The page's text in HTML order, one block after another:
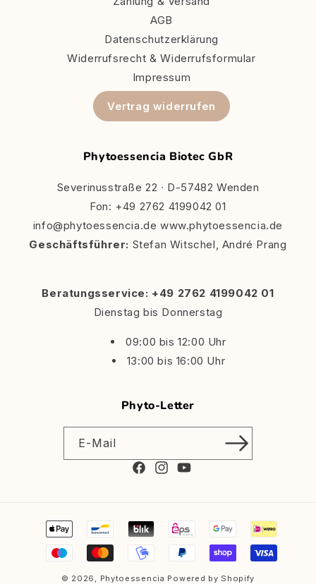
AGB
Datenschutzerklärung
Widerrufsrecht & Widerrufsformular
Impressum
Vertrag widerrufen
Phytoessencia Biotec GbR
Severinusstraße 22 ∙ D-57482 Wenden
Fon: +49 2762 4199042 01
info@phytoessencia.de www.phytoessencia.de
Geschäftsführer: Stefan Witschel, André Prang
Beratungsservice: +49 2762 4199042 01
Dienstag bis Donnerstag
09:00 bis 12:00 Uhr
13:00 bis 16:00 Uhr
Phyto-Letter
E-Mail
FacebookInstagram
Zahlungsmethoden
© 2026, Phytoessencia Powered by Shopify